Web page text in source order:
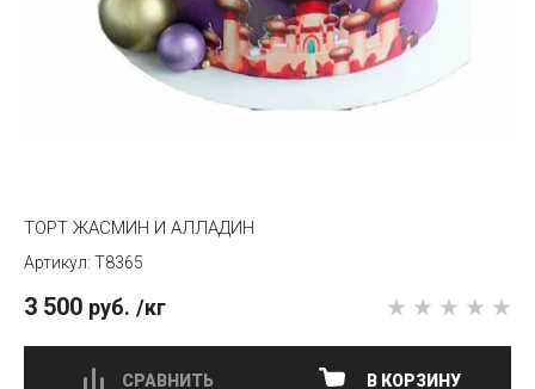
ТОРТ ЖАСМИН И АЛЛАДИН
T8365
3 500 руб. /кг